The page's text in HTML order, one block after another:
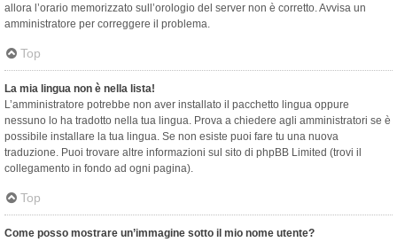
allora l’orario memorizzato sull’orologio del server non è corretto. Avvisa un
amministratore per correggere il problema.
Top
La mia lingua non è nella lista!
L’amministratore potrebbe non aver installato il pacchetto lingua oppure
nessuno lo ha tradotto nella tua lingua. Prova a chiedere agli amministratori se è
possibile installare la tua lingua. Se non esiste puoi fare tu una nuova
traduzione. Puoi trovare altre informazioni sul sito di phpBB Limited (trovi il
collegamento in fondo ad ogni pagina).
Top
Come posso mostrare un’immagine sotto il mio nome utente?